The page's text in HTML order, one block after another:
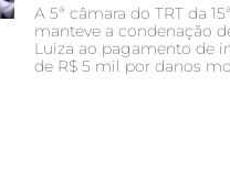
A 5ª câmara do TRT da
manteve a condenação
Luiza ao pagamento de
de R$ 5 mil por danos